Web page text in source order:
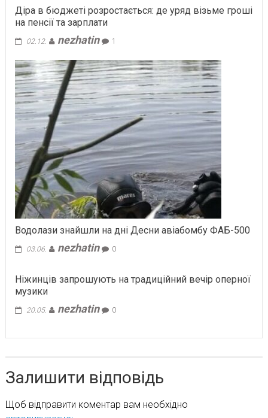
Діра в бюджеті розростається: де уряд візьме гроші
на пенсії та зарплати
02.12. nezhatin 1
Водолази знайшли на дні Десни авіабомбу ФАБ-500
03.06. nezhatin 0
Ніжинців запрошують на традиційний вечір оперної
музики
20.05. nezhatin 0
Залишити відповідь
Щоб відправити коментар вам необхідно